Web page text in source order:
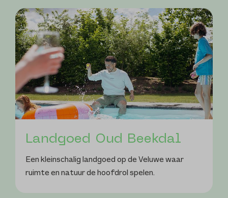
Landgoed Oud Beekdal
Een kleinschalig landgoed op de Veluwe waar
ruimte en natuur de hoofdrol spelen.